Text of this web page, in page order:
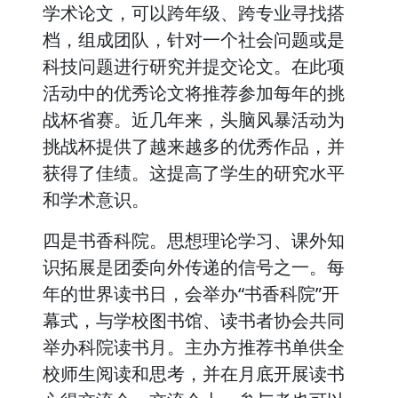
学术论文，可以跨年级、跨专业寻找搭
档，组成团队，针对一个社会问题或是
科技问题进行研究并提交论文。在此项
活动中的优秀论文将推荐参加每年的挑
战杯省赛。近几年来，头脑风暴活动为
挑战杯提供了越来越多的优秀作品，并
获得了佳绩。这提高了学生的研究水平
和学术意识。
四是书香科院。思想理论学习、课外知
识拓展是团委向外传递的信号之一。每
年的世界读书日，会举办“书香科院”开
幕式，与学校图书馆、读书者协会共同
举办科院读书月。主办方推荐书单供全
校师生阅读和思考，并在月底开展读书